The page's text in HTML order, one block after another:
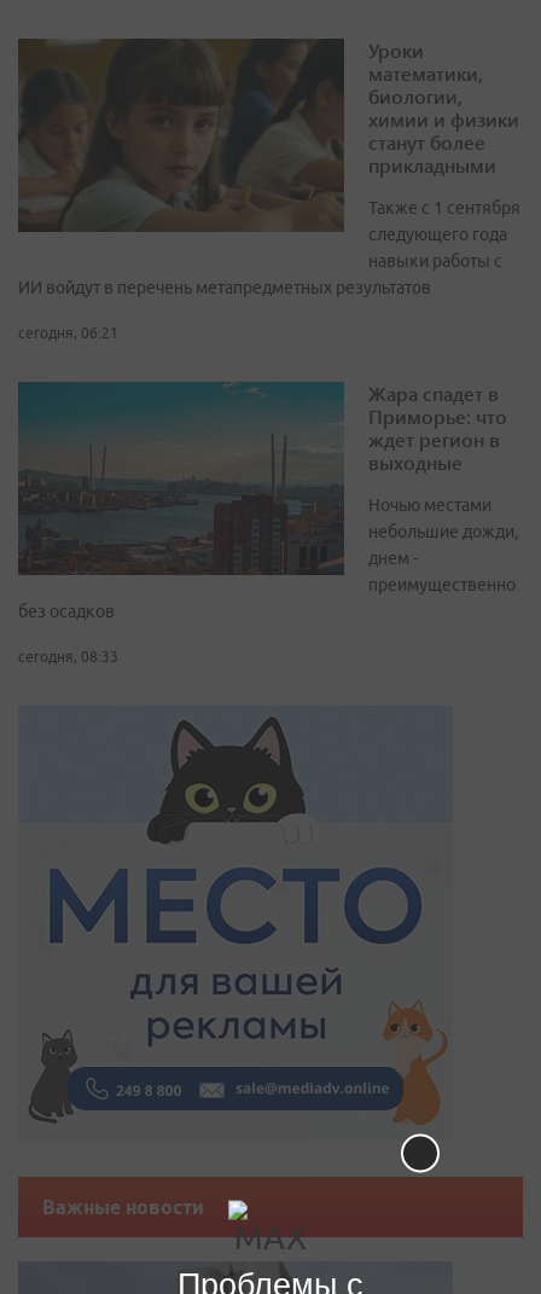
Уроки
математики,
биологии,
химии и физики
станут более
прикладными
Также с 1 сентября
следующего года
навыки работы с
ИИ войдут в перечень метапредметных результатов
сегодня, 06:21
Жара спадет в
Приморье: что
ждет регион в
выходные
Ночью местами
небольшие дожди,
днем -
преимущественно
без осадков
сегодня, 08:33
Важные новости
Проблемы с